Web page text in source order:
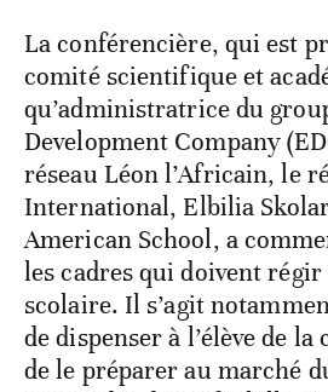
La conférencière, qui est
comité scientifique et
qu’administratrice du
Development Company
réseau Léon l’Africain, le
International, Elbilia
American School, a
les cadres qui doivent
scolaire. Il s’agit
de dispenser à l’élève de
de le préparer au marché